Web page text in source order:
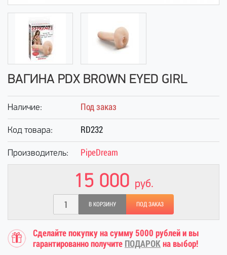
ВАГИНА PDX BROWN EYED GIRL
Наличие: Под заказ
Код товара: RD232
Производитель: PipeDream
15 000 руб.
В КОРЗИНУ ПОД ЗАКАЗ
Сделайте покупку на сумму 5000 рублей и вы
гарантированно получите ПОДАРОК на выбор!